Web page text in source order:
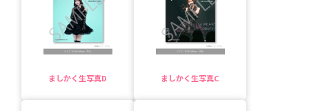
ましかく生写真D ましかく生写真C